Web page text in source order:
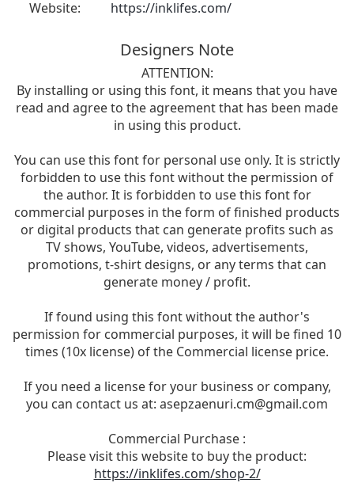
Website:
https://inklifes.com/
Designers Note
ATTENTION:
By installing or using this font, it means that you have
read and agree to the agreement that has been made
in using this product.
You can use this font for personal use only. It is strictly
forbidden to use this font without the permission of
the author. It is forbidden to use this font for
commercial purposes in the form of finished products
or digital products that can generate profits such as
TV shows, YouTube, videos, advertisements,
promotions, t-shirt designs, or any terms that can
generate money / profit.
If found using this font without the author's
permission for commercial purposes, it will be fined 10
times (10x license) of the Commercial license price.
If you need a license for your business or company,
you can contact us at: asepzaenuri.cm@gmail.com
Commercial Purchase :
Please visit this website to buy the product:
https://inklifes.com/shop-2/